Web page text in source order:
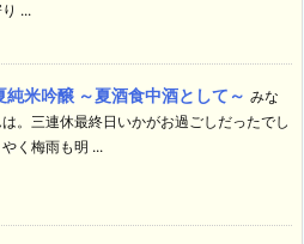
...
純米吟醸 ～夏酒食中酒として～ みな
。三連休最終日いかがお過ごしだったでし
く梅雨も明 ...